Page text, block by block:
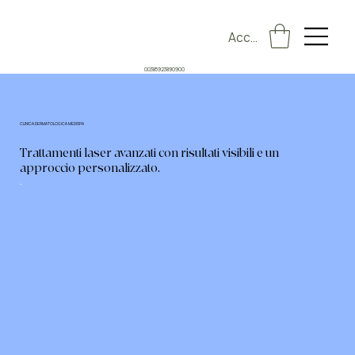
Accedi
00385923890900
ESTETICA LUMINE
Trattamenti mirati che valorizzano la tua bellezza naturale.
CLINICA DERMATOLOGICA MEDISPA
Trattamenti laser avanzati con risultati visibili e un
approccio personalizzato.